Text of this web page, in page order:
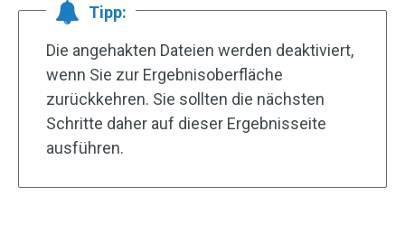
Tipp:
Die angehakten Dateien werden deaktiviert,
wenn Sie zur Ergebnisoberfläche
zurückkehren. Sie sollten die nächsten
Schritte daher auf dieser Ergebnisseite
ausführen.